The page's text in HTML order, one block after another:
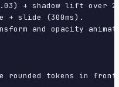
+ shadow lift over
+ slide (300ms).
and opacity
rounded tokens in